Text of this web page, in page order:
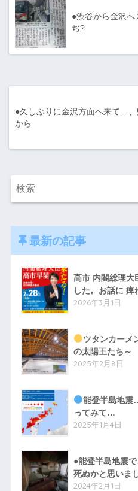
●渋谷から金沢
ぢ?
●久しぶりに金沢方面へ来て…
から
最新の記事
高市 内閣総理大
した。お話に 痺
2026年3月1日
ツタンカーメ
の太陽王たち～
2025年2月8日
能登半島地震
ってみて…
2025年1月4日
●能登半島地震
死ぬかと思いま
2024年2月1日